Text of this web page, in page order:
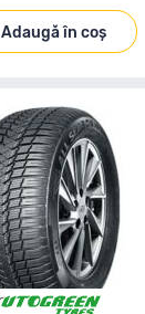
Adaugă în coș